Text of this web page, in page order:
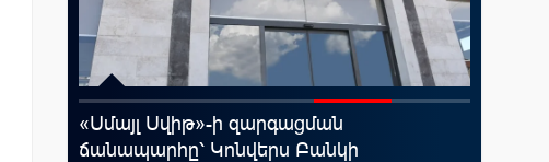
«Սմայլ Սվիթ»-ի զարգացման
ճանապարհը՝ Կոնվերս Բանկի